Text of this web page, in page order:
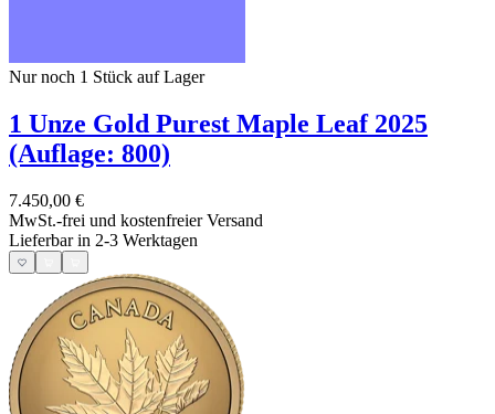
Nur noch 1 Stück auf Lager
1 Unze Gold Purest Maple Leaf 2025
(Auflage: 800)
7.450,00 €
MwSt.-frei und kostenfreier Versand
Lieferbar in 2-3 Werktagen